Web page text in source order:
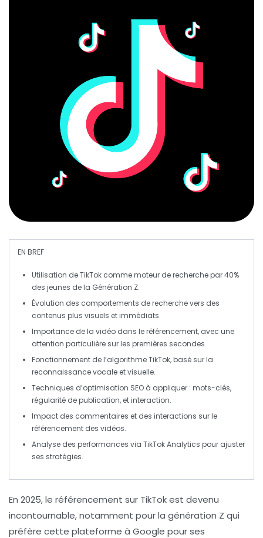
EN BREF
Utilisation de TikTok comme moteur de recherche par 40%
des jeunes de la Génération Z.
Évolution des comportements de recherchevers des
contenus plus visuels et immédiats.
Importance de la vidéo dans le référencement, avec une
attention particulière sur les premières secondes.
Fonctionnement de l’algorithme TikTok, basé sur la
reconnaissance vocale etvisuelle.
Techniques d’optimisation SEO à appliquer : mots-clés,
régularité de publication, et interaction.
Impact des commentaires et des interactions sur le
référencement des vidéos.
Analyse des performances via TikTok Analytics pour ajuster
ses stratégies.
En 2025, le référencement sur TikTokest devenu
incontournable, notamment pour la génération Z qui
préfère cette plateforme à Google pour ses